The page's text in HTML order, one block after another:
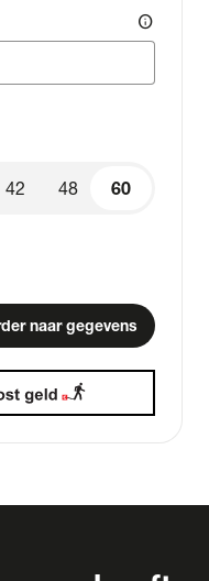
info
60
42 48 60
naar gegevens